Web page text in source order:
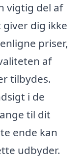
vigtig del af
dig ikke
priser,
af
tilbydes.
i de
til dit
ende kan
udbyder.